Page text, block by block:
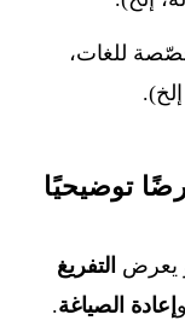
للغات،
يعرض التفريغ
إعادة الصياغة.